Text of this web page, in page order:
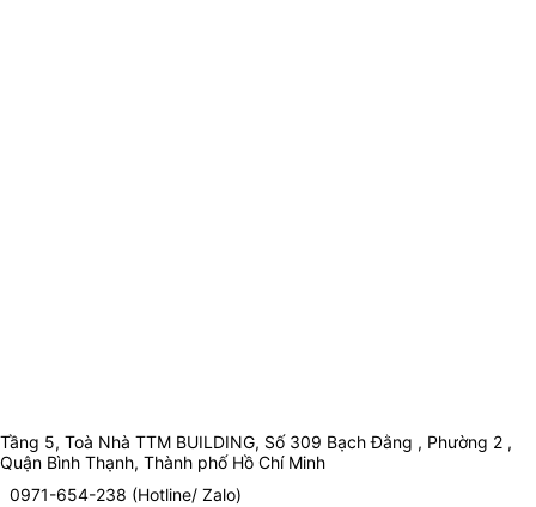
Tầng 5, Toà Nhà TTM BUILDING, Số 309 Bạch Đằng , Phường 2 ,
Quận Bình Thạnh, Thành phố Hồ Chí Minh
0971-654-238 (Hotline/ Zalo)